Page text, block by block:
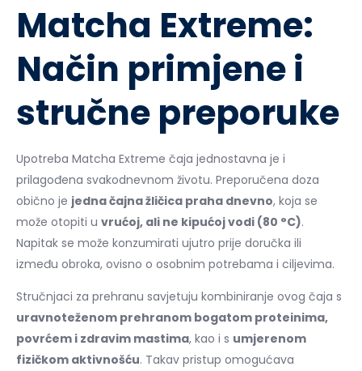
Matcha Extreme:
Način primjene i
stručne preporuke
Upotreba Matcha Extreme čaja jednostavna je i
prilagođena svakodnevnom životu. Preporučena doza
obično je jedna čajna žličica praha dnevno, koja se
može otopiti u vrućoj, ali ne kipućoj vodi (80 °C).
Napitak se može konzumirati ujutro prije doručka ili
između obroka, ovisno o osobnim potrebama i ciljevima.
Stručnjaci za prehranu savjetuju kombiniranje ovog čaja s
uravnoteženom prehranom bogatom proteinima,
povrćem i zdravim mastima, kao i s umjerenom
fizičkom aktivnošću. Takav pristup omogućava